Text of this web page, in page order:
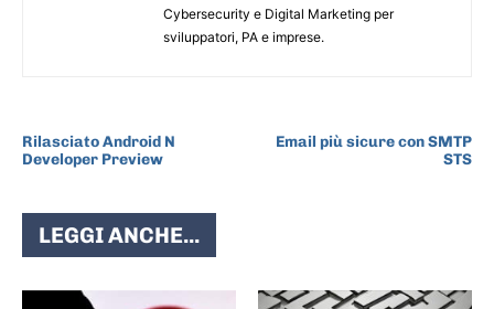
Cybersecurity e Digital Marketing per
sviluppatori, PA e imprese.
Rilasciato Android N
Developer Preview
Email più sicure con SMTP
STS
LEGGI ANCHE...